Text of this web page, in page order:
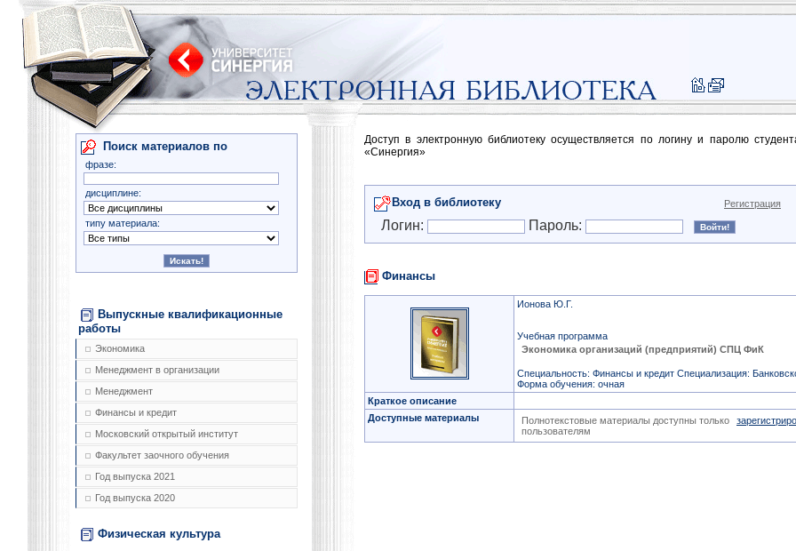
Поиск материалов по
фразе:
дисциплине:
типу материала:
Выпускные квалификационные
работы
Экономика
Менеджмент в организации
Менеджмент
Финансы и кредит
Московский открытый институт
Факультет заочного обучения
Год выпуска 2021
Год выпуска 2020
Физическая культура
Доступ в электронную библиотеку осуществляется по логину и паролю
«Синергия»
Вход в библиотеку Регистрация
Логин: Пароль:
Финансы
Ионова Ю.Г.
Учебная программа
Экономика организаций (предприятий) СПЦ ФиК
Специальность: Финансы и кредит Специализация:
Форма обучения: очная
Краткое описание
Доступные материалы
Полнотекстовые материалы доступны только
пользователям